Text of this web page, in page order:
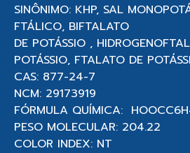
SINÔNIMO: KHP, SAL
FTÁLICO, BIFTALATO
DE POTÁSSIO ,
POTÁSSIO, FTALATO DE
CAS: 877-24-7
NCM: 29173919
FÓRMULA QUÍMICA:
PESO MOLECULAR: 204.22
COLOR INDEX: NT